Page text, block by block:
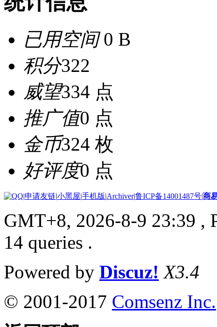
已用空间0 B
积分322
威望334 点
推广值0 点
金币324 枚
好评度0 点
|申请友链|小黑屋|手机版|Archiver|鲁ICP备14001487号|商
GMT+8, 2026-8-9 23:39 ,
14 queries .
Powered by Discuz! X3.4
© 2001-2017 Comsenz Inc.